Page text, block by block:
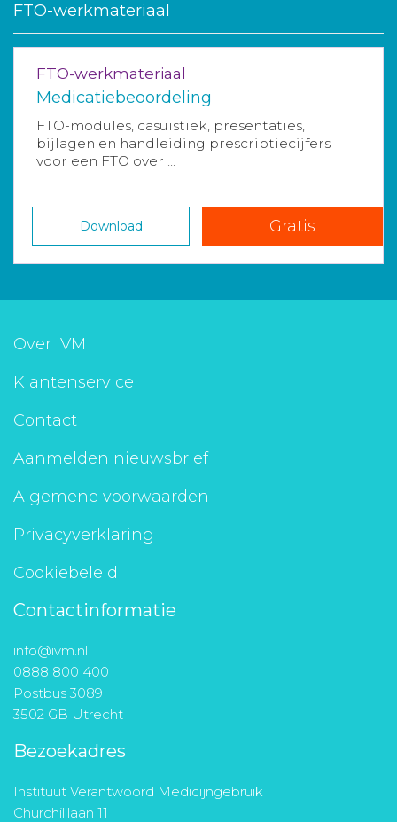
FTO-werkmateriaal
FTO-werkmateriaal
Medicatiebeoordeling
FTO-modules, casuïstiek, presentaties,
bijlagen en handleiding prescriptiecijfers
voor een FTO over ...
Download Gratis
Over IVM
Klantenservice
Contact
Aanmelden nieuwsbrief
Algemene voorwaarden
Privacyverklaring
Cookiebeleid
Contactinformatie
info@ivm.nl
0888 800 400
Postbus 3089
3502 GB Utrecht
Bezoekadres
Instituut Verantwoord Medicijngebruik
Churchilllaan 11